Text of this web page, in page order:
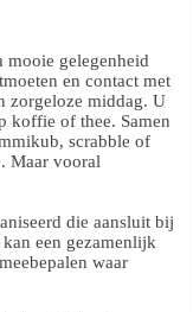
mooie gelegenheid
en contact met
zorgeloze middag. U
koffie of thee. Samen
scrabble of
Maar vooral
die aansluit bij
een gezamenlijk
waar